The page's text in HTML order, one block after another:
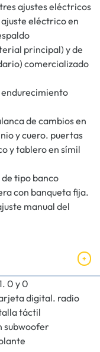
ajustes eléctricos
eléctrico en
principal) y de
comercializado
de cambios en
y cuero. puertas
y tablero en símil
tipo banco
con banqueta fija.
manual del
0 y 0
digital. radio
táctil
subwoofer